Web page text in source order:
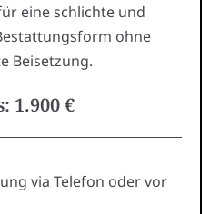
eine schlichte und
ohne
Beisetzung.
1.900 €
via Telefon oder vor